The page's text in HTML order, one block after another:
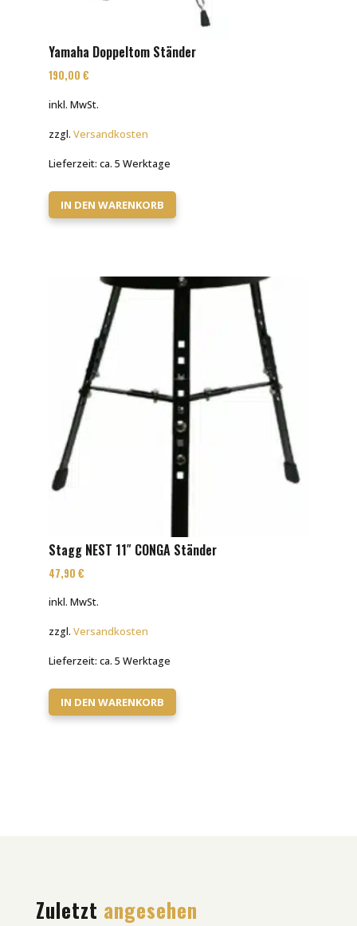
Yamaha Doppeltom Ständer
190,00 €
inkl. MwSt.
zzgl. Versandkosten
Lieferzeit: ca. 5 Werktage
IN DEN WARENKORB
Stagg NEST 11″ CONGA Ständer
47,90 €
inkl. MwSt.
zzgl. Versandkosten
Lieferzeit: ca. 5 Werktage
IN DEN WARENKORB
Zuletzt angesehen